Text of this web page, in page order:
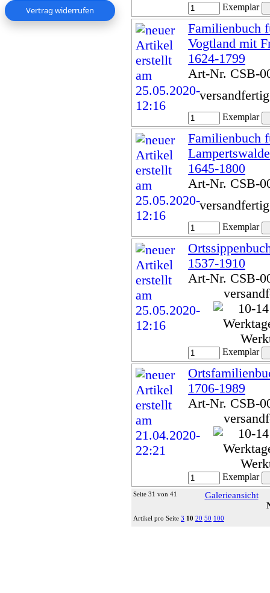
Vertrag widerrufen Exemplar
Familienbuch
Vogtland mit
1624-1799
Art-Nr. CSB-
Exemplar
Familienbuch
1645-1800
Art-Nr. CSB-
Exemplar
1537-1910
Art-Nr. CSB-
Exemplar
1706-1989
Art-Nr. CSB-
Exemplar
Seite 31 von 41
Galerieansicht
Artikel pro Seite 3 10 20 50 100